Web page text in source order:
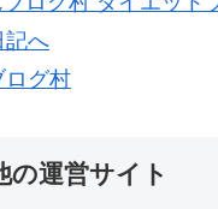
ログ村
の運営サイト